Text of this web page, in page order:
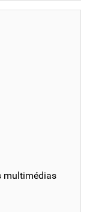
multimédias